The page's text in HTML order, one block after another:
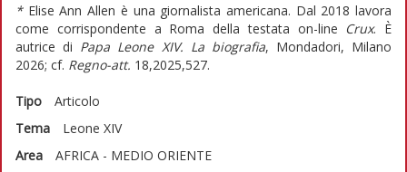
* Elise Ann Allen è una giornalista americana. Dal 2018 lavora
come corrispondente a Roma della testata on-line Crux. È
autrice di Papa Leone XIV. La biografia, Mondadori, Milano
2026; cf. Regno-att. 18,2025,527.
Tipo
Articolo
Tema
Leone XIV
Area
AFRICA - MEDIO ORIENTE